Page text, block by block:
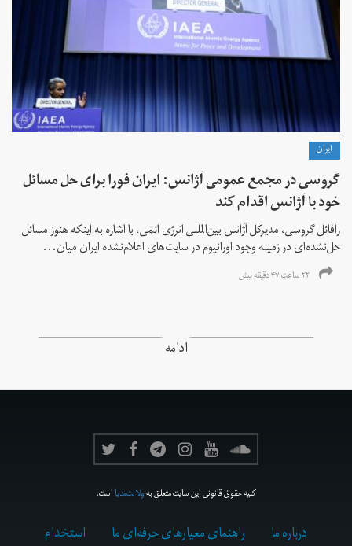
ايران
گروسی در مجمع عمومی آژانس: ایران فورا برای حل مسائل
خود با آژانس اقدام کند
رافائل گروسی، مدیرکل آژانس بین‌المللی انرژی اتمی، با اشاره به اینکه هنوز مسائل
حل‌نشده‌ای در زمینه وجود اورانیوم در سایت‌های اعلام‌نشده ایران میان...
۲۲ ساعت ۴۷ دقیقه پیش
ادامه
کلیه حقوق قانونی این سایت متعلق بهولانت‌مدیااست.
درباره ما راهنمای معیارهای حرفه‌ای ما استخدام